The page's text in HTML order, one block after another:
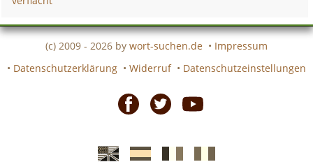
(c) 2009 - 2026 by wort-suchen.de • Impressum
• Datenschutzerklärung • Widerruf • Datenschutzeinstellungen